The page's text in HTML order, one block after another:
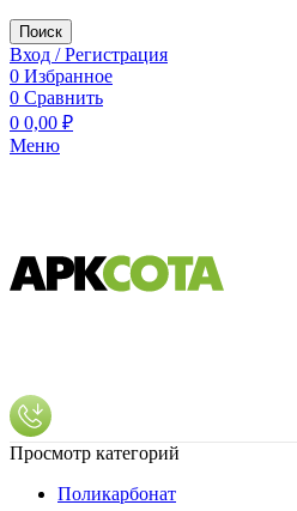
Поиск
Вход / Регистрация
0 Избранное
0 Сравнить
0 0,00 ₽
Меню
Просмотр категорий
Поликарбонат